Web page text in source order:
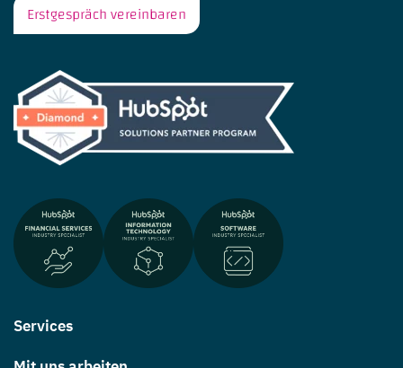
Erstgespräch vereinbaren
Services